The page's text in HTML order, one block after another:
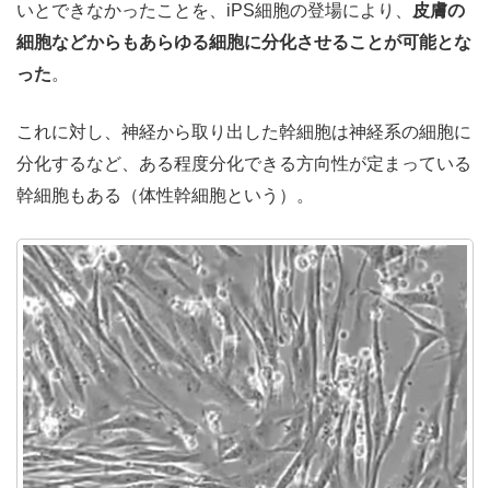
いとできなかったことを、iPS細胞の登場により、
皮膚の
細胞などからもあらゆる細胞に分化させることが可能とな
った。
これに対し、神経から取り出した幹細胞は神経系の細胞に
分化するなど、ある程度分化できる方向性が定まっている
幹細胞もある（体性幹細胞という）。